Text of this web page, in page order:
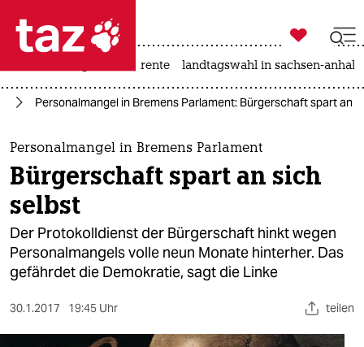
 taz zahl ich
taz zahl ich
themen
politik
öko
gesellschaft
sport

taz zahl ich
rente landtagswahl in sachsen-anhalt
Personalmangel in Bremens Parlament: Bürgerschaft spart an
Personalmangel in Bremens Parlament
Bürgerschaft spart an sich
selbst
Der Protokolldienst der Bürgerschaft hinkt wegen
Personalmangels volle neun Monate hinterher. Das
gefährdet die Demokratie, sagt die Linke
30.1.2017 19:45 Uhr teilen